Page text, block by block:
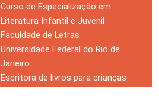
Curso de Especialização em
Literatura Infantil e Juvenil
Faculdade de Letras
Universidade Federal do Rio de
Janeiro
Escritora de livros para crianças